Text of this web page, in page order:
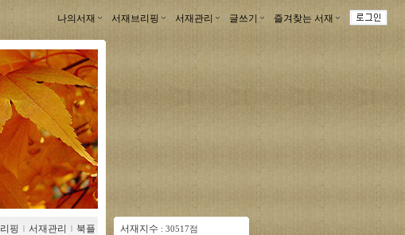
나의서재 서재브리핑 서재관리 글쓰기 즐겨찾는 서재
핑 ｌ 서재관리 ｌ 북플 서재지수 : 30517점